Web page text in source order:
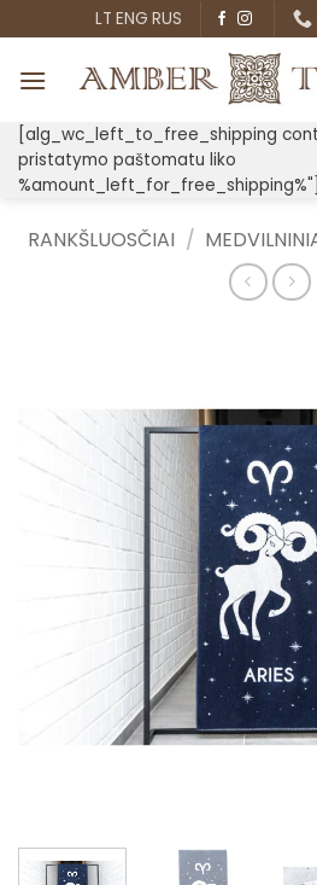
to
content
LT ENG RUS
[alg_wc_left_to_free_shipping
pristatymo paštomatu liko
%amount_left_for_free_shipping%"]
RANKŠLUOSČIAI /